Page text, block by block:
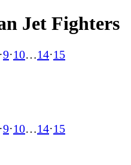
Jet Fighters
·9·10…14·15
·9·10…14·15